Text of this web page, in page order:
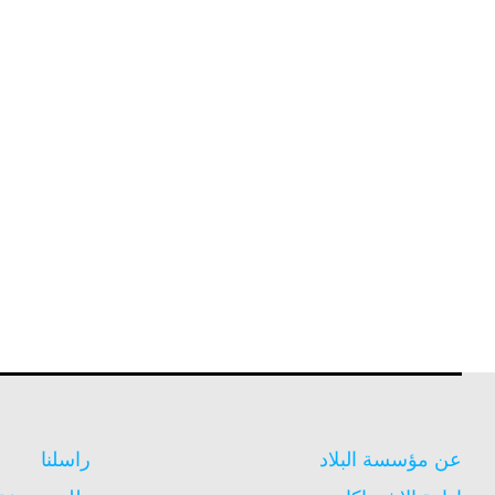
عن مؤسسة البلاد
راسلنا